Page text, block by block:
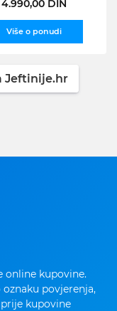
4.990,00 DIN
Više o ponudi
Jeftinije.hr
online kupovine.
povjerenja,
kupovine